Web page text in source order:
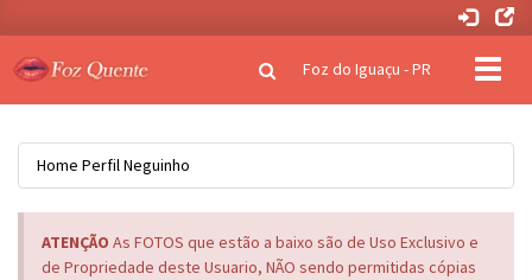
Clique
Foz do Iguaçu - PR
Home PerfilNeguinho
ATENÇÃO As FOTOS que estão a baixo são de Uso Exclusivo e
de Propriedade deste Usuario, NÃO sendo permitidas cópias